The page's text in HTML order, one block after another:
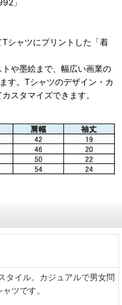
」
シャツにプリントした「着
や墨絵まで、幅広い画業の
す。Tシャツのデザイン・カ
スタマイズできます。
タイル。カジュアルで男女問
ツです。